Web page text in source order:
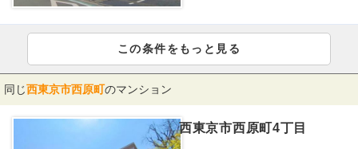
この条件をもっと見る
同じ西東京市西原町のマンション
西東京市西原町4丁目